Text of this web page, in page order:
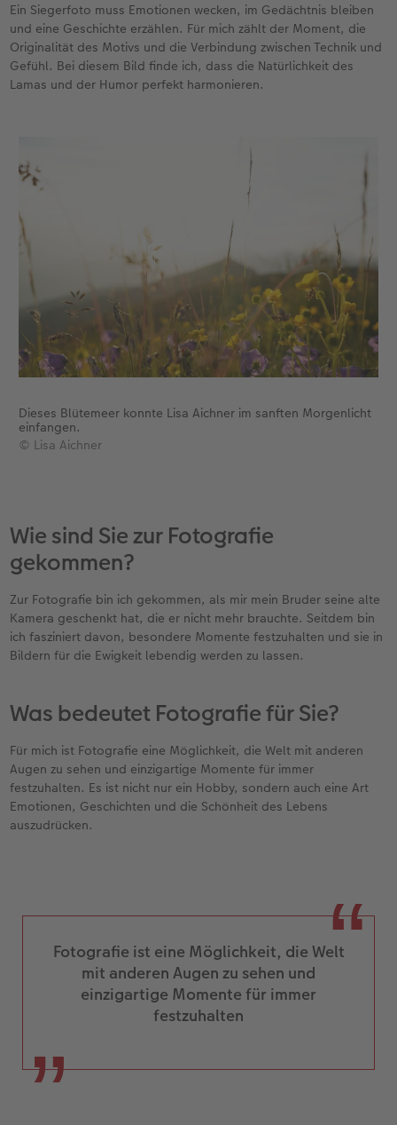
Ein Siegerfoto muss Emotionen wecken, im Gedächtnis bleiben
und eine Geschichte erzählen. Für mich zählt der Moment, die
Originalität des Motivs und die Verbindung zwischen Technik und
Gefühl. Bei diesem Bild finde ich, dass die Natürlichkeit des
Lamas und der Humor perfekt harmonieren.
Dieses Blütemeer konnte Lisa Aichner im sanften Morgenlicht
einfangen.
© Lisa Aichner
Wie sind Sie zur Fotografie
gekommen?
Zur Fotografie bin ich gekommen, als mir mein Bruder seine alte
Kamera geschenkt hat, die er nicht mehr brauchte. Seitdem bin
ich fasziniert davon, besondere Momente festzuhalten und sie in
Bildern für die Ewigkeit lebendig werden zu lassen.
Was bedeutet Fotografie für Sie?
Für mich ist Fotografie eine Möglichkeit, die Welt mit anderen
Augen zu sehen und einzigartige Momente für immer
festzuhalten. Es ist nicht nur ein Hobby, sondern auch eine Art
Emotionen, Geschichten und die Schönheit des Lebens
auszudrücken.
Fotografie ist eine Möglichkeit, die Welt
mit anderen Augen zu sehen und
einzigartige Momente für immer
festzuhalten